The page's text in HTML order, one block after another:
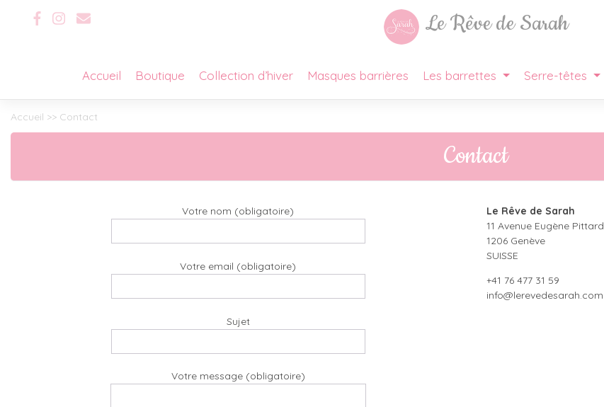
Le Rêve de Sarah
Accueil Boutique Collection d’hiver Masques barrières Les barrettes Serre-têtes
Accueil >> Contact
Contact
Votre nom (obligatoire)
Votre email (obligatoire)
Sujet
Votre message (obligatoire)
Le Rêve de Sarah
11 Avenue Eugène Pittard
1206 Genève
SUISSE
+41 76 477 31 59
info@lerevedesarah.com